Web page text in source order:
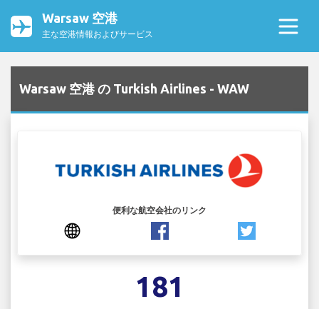
Warsaw 空港
主な空港情報およびサービス
Warsaw 空港 の Turkish Airlines - WAW
便利な航空会社のリンク
181